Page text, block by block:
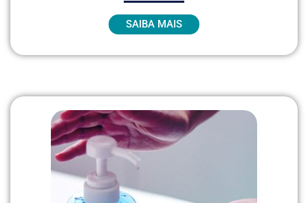
SAIBA MAIS